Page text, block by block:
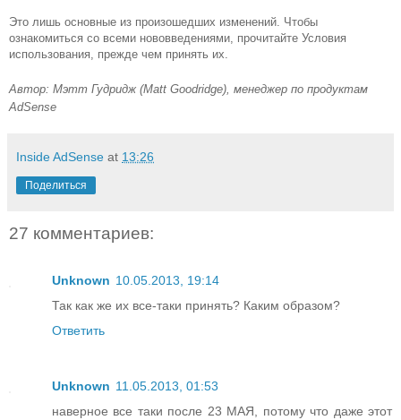
Это лишь основные из произошедших изменений. Чтобы
ознакомиться со всеми нововведениями, прочитайте Условия
использования, прежде чем принять их.
Автор: Мэтт Гудридж (Matt Goodridge), менеджер по продуктам
AdSense
Inside AdSense at 13:26
Поделиться
27 комментариев:
Unknown 10.05.2013, 19:14
Так как же их все-таки принять? Каким образом?
Ответить
Unknown 11.05.2013, 01:53
наверное все таки после 23 МАЯ, потому что даже этот